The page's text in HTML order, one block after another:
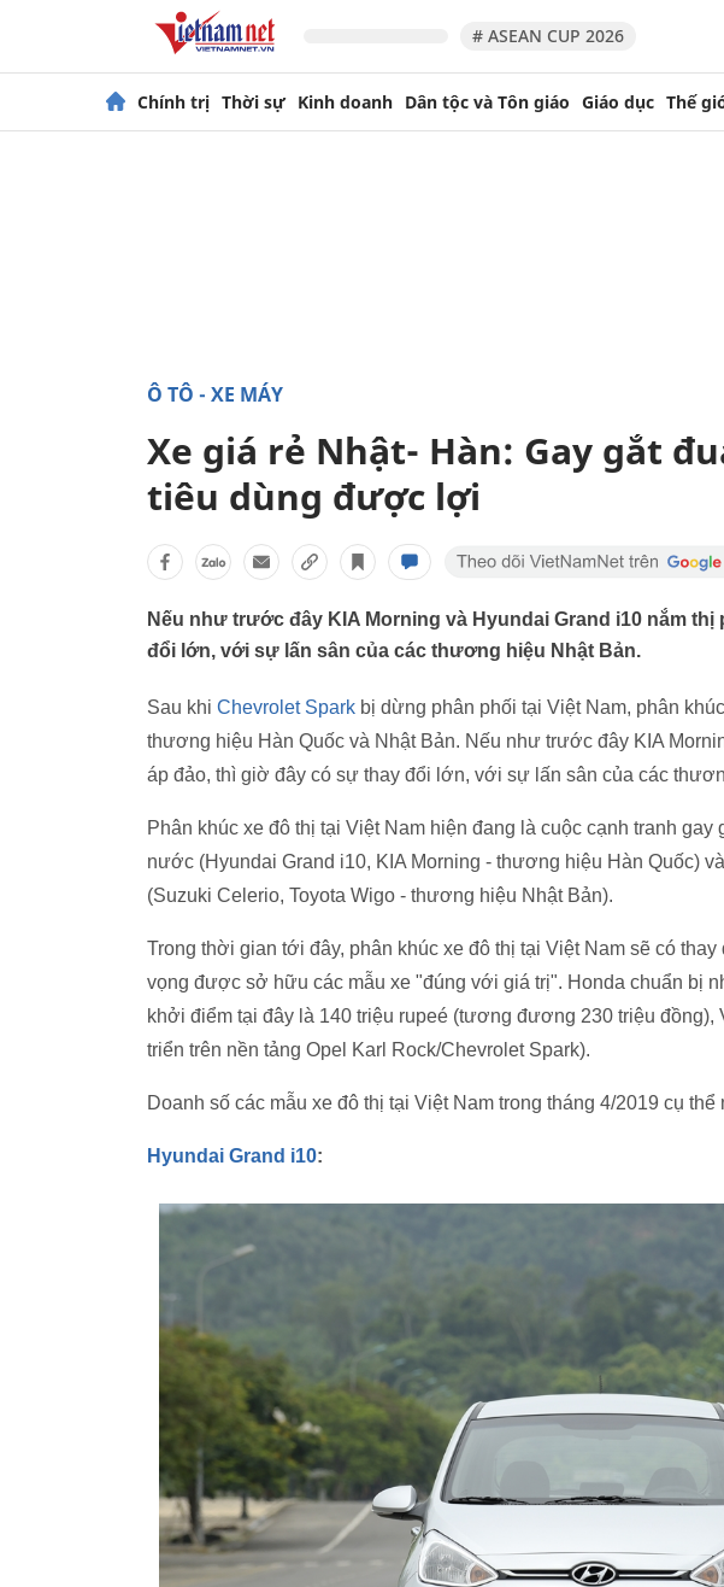
# ASEAN CUP 2026
Chính trị Thời sự Kinh doanh Dân tộc và Tôn giáo Giáo dục Thế
Ô TÔ - XE MÁY
Xe giá rẻ Nhật- Hàn: Gay gắt
tiêu dùng được lợi
Nếu như trước đây KIA Morning và Hyundai Grand i10 nắm
đổi lớn, với sự lấn sân của các thương hiệu Nhật Bản.
Sau khi Chevrolet Spark bị dừng phân phối tại Việt Nam, phân
thương hiệu Hàn Quốc và Nhật Bản. Nếu như trước đây KIA
áp đảo, thì giờ đây có sự thay đổi lớn, với sự lấn sân của các
Phân khúc xe đô thị tại Việt Nam hiện đang là cuộc cạnh tranh
nước (Hyundai Grand i10, KIA Morning - thương hiệu Hàn Quốc)
(Suzuki Celerio, Toyota Wigo - thương hiệu Nhật Bản).
Trong thời gian tới đây, phân khúc xe đô thị tại Việt Nam sẽ có
vọng được sở hữu các mẫu xe "đúng với giá trị". Honda chuẩn bị
khởi điểm tại đây là 140 triệu rupeé (tương đương 230 triệu
triển trên nền tảng Opel Karl Rock/Chevrolet Spark).
Doanh số các mẫu xe đô thị tại Việt Nam trong tháng 4/2019 cụ thể
Hyundai Grand i10: